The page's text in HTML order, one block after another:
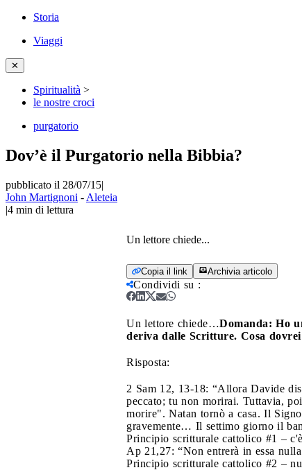
Storia
Viaggi
✕
Spiritualità >
le nostre croci
purgatorio
Dov’è il Purgatorio nella Bibbia?
pubblicato il 28/07/15|
John Martignoni - Aleteia
|4 min di lettura
Un lettore chiede...
Copia il link Archivia articolo
Condividi su :
Un lettore chiede…Domanda: Ho
deriva dalle Scritture. Cosa
Risposta:
2 Sam 12, 13-18: “Allora Davide
peccato; tu non morirai. Tuttavia,
morire". Natan tornò a casa. Il
gravemente… Il settimo giorno il
Principio scritturale cattolico #1 –
Ap 21,27: “Non entrerà in essa
Principio scritturale cattolico #2 –